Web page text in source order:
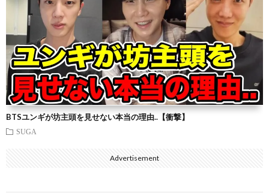
BTSユンギが坊主頭を見せない本当の理由..【衝撃】
SUGA
Advertisement